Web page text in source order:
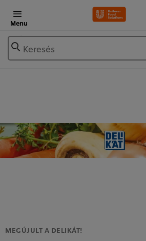
Menu
Keresés
MEGÚJULT A DELIKÁT!